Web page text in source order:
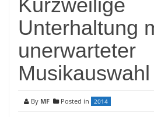
Kurzweilige
Unterhaltung
unerwarteter
Musikauswahl
By MF Posted in 2014